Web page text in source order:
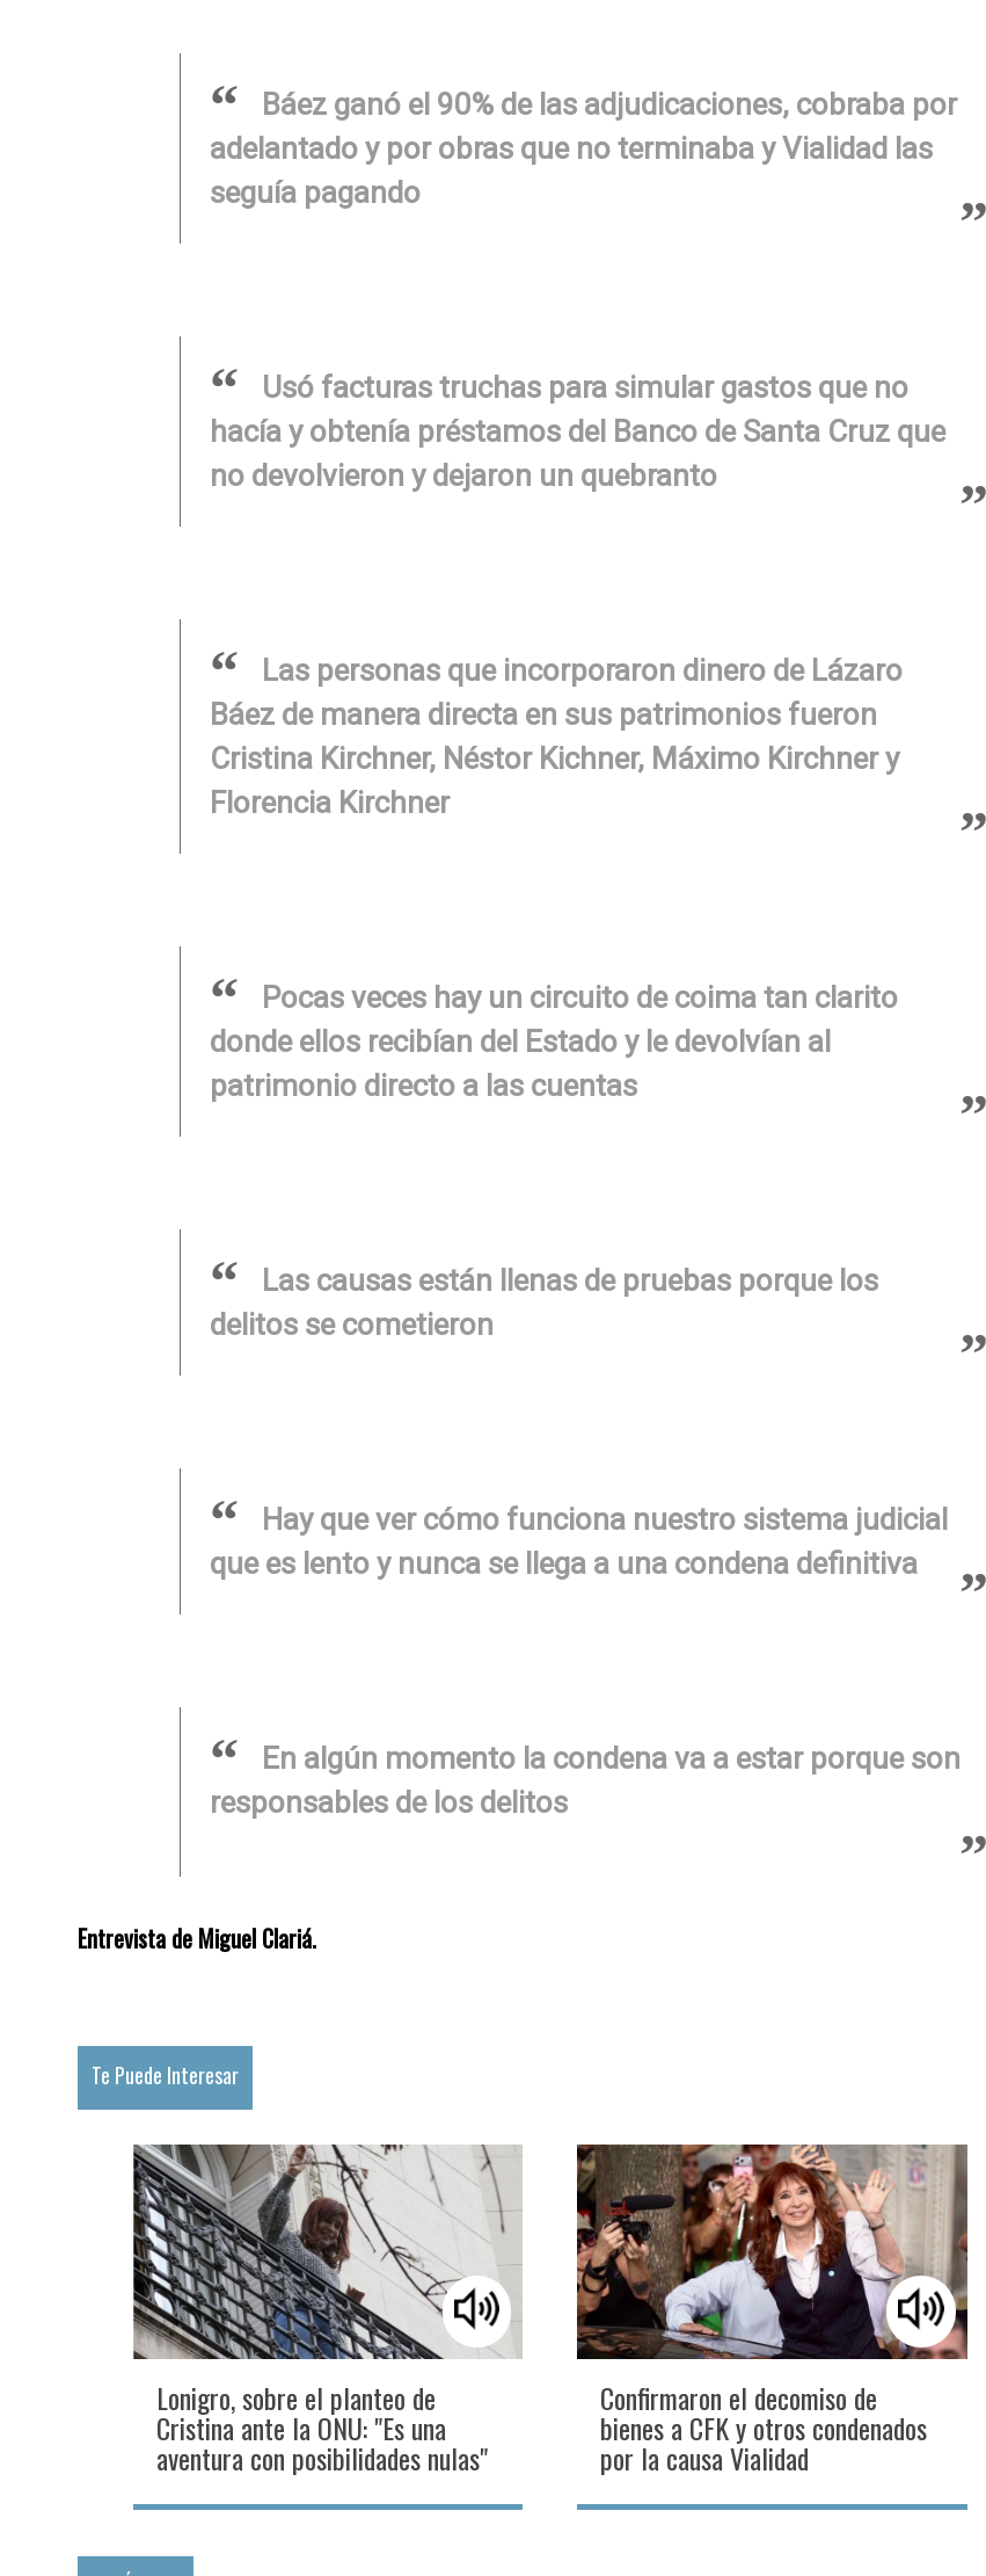
Báez ganó el 90% de las adjudicaciones, cobraba por
adelantado y por obras que no terminaba y Vialidad las
seguía pagando
Usó facturas truchas para simular gastos que no
hacía y obtenía préstamos del Banco de Santa Cruz que
no devolvieron y dejaron un quebranto
Las personas que incorporaron dinero de Lázaro
Báez de manera directa en sus patrimonios fueron
Cristina Kirchner, Néstor Kichner, Máximo Kirchner y
Florencia Kirchner
Pocas veces hay un circuito de coima tan clarito
donde ellos recibían del Estado y le devolvían al
patrimonio directo a las cuentas
Las causas están llenas de pruebas porque los
delitos se cometieron
Hay que ver cómo funciona nuestro sistema judicial
que es lento y nunca se llega a una condena definitiva
En algún momento la condena va a estar porque son
responsables de los delitos
Entrevista de Miguel Clariá.
Te Puede Interesar
Lonigro, sobre el planteo de
Cristina ante la ONU: "Es una
aventura con posibilidades nulas"
Confirmaron el decomiso de
bienes a CFK y otros condenados
por la causa Vialidad